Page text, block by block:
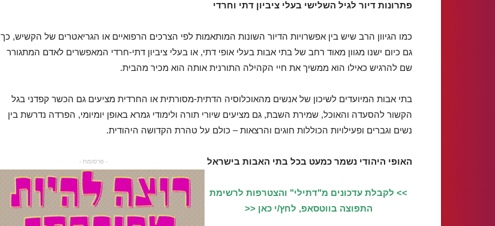
פתרונות דיור לגיל השלישי בעלי ציביון דתי וחרדי
כמו הגיוון הרב שיש בין אפשרויות הדיור השונות המותאמות לפי הצרכים הרפואיים או הגריאטרים של הקשיש, כך
גם כיום ישנו מגוון מאוד רחב של בתי אבות בעלי אופי דתי, או בעלי ציביון דתי-חרדי המאפשרים לאדם המתגורר
שם להרגיש כאילו הוא ממשיך את חיי הקהילה התורנית אותה הוא מכיר מהבית.
בתי אבות המיועדים לשיכון של אנשים מהאוכלוסיה הדתית-מסורתית או החרדית מציעים גם הכשר קפדני בגל
הקשור להסעדה והאוכל, שמירת השבת, גם מציעים שיורי תורה ולימודי גמרא באופן יומיומי, הפרדה נדרשת בין
נשים וגברים ופעילויות הכוללות חוגים והרצאות – כולם על טהרת הקדושה היהודית.
- פרסומת - האופי היהודי נשמר כמעט בכל בתי האבות בישראל
>> לקבלת עדכונים מ"דתילי" והצטרפות לרשימת
התפוצה בווטסאפ, לחץ/י כאן <<